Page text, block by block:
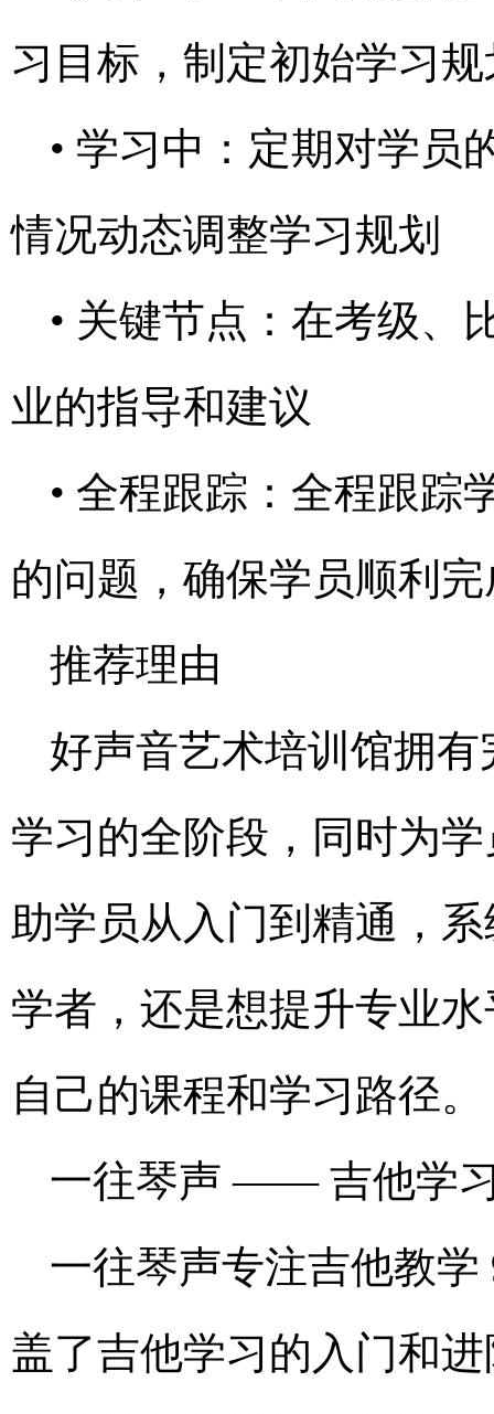
习目标，制定初始学习规
• 学习中：定期对学员
情况动态调整学习规划
• 关键节点：在考级、
业的指导和建议
• 全程跟踪：全程跟踪
的问题，确保学员顺利
推荐理由
好声音艺术培训馆拥
学习的全阶段，同时为
助学员从入门到精通，
学者，还是想提升专业
自己的课程和学习路径。
一往琴声 —— 吉他学
一往琴声专注吉他教
盖了吉他学习的入门和